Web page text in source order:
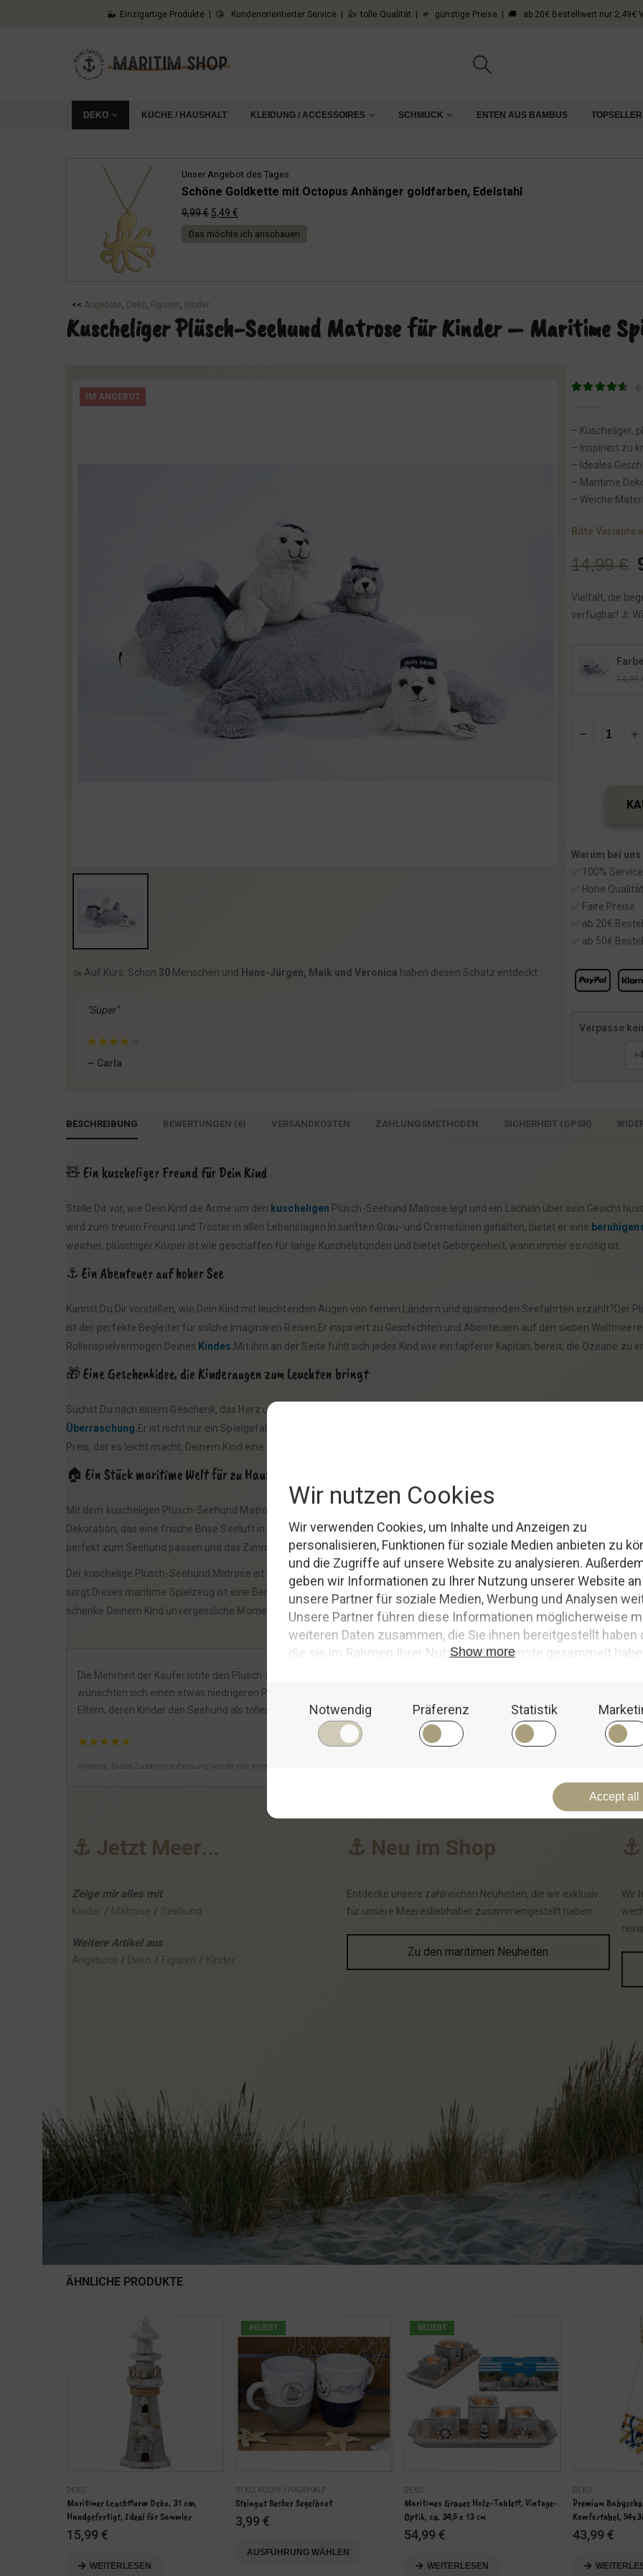
🐳 Einzigartige Produkte | 😘 Kundenorientierter Service | 👍 tolle Qualität | 🫵 günstige Preise | 🚚 ab 20€ Bestellwert nur 2,49€
DEKO KÜCHE / HAUSHALT KLEIDUNG / ACCESSOIRES SCHMUCK ENTEN AUS BAMBUS TOPSELLER
Unser Angebot des Tages
Schöne Goldkette mit Octopus Anhänger goldfarben, Edelstahl
9,99€ Ursprünglicher
Preis
5,49 €
Preis
Das möchte ich anschauen
<< Angebote, Deko, Figuren, Kinder
Kuscheliger Plüsch-Seehund Matrose für Kinder – Maritime
IM ANGEBOT
🚤 Auf Kurs: Schon 30 Menschen und Hans-Jürgen, Maik und Veronica haben diesen Schatz entdeckt.
"Super"
★★★★
— Carla
6
– Kuscheliger,
– Inspiriert zu
– Ideales
– Maritime
– Weiche
Bitte Variante
14,99€
e
,
Vielfalt, die
verfügbar! ⚓️
14,99
Warum bei
✅ 100% Service
✅ Hohe Qualität
✅ Faire Preise
✅ ab 20€
✅ ab 50€
Verpasse
BESCHREIBUNG BEWERTUNGEN (6) VERSANDKOSTEN ZAHLUNGSMETHODEN SICHERHEIT (GPSR)
🧸 Ein kuscheliger Freund für Dein Kind
Stelle Dir vor, wie Dein Kind die Arme um den kuscheligen Plüsch-Seehund Matrose legt und ein Lächeln über sein Gesicht
wird zum treuen Freund und Tröster in allen Lebenslagen.In sanften Grau- und Cremetönen gehalten, bietet er eine
weicher, plüschiger Körper ist wie geschaffen für lange Kuschelstunden und bietet Geborgenheit, wann immer es nötig ist.
⚓ Ein Abenteuer auf hoher See
Kannst Du Dir vorstellen, wie Dein Kind mit leuchtenden Augen von fernen Ländern und spannenden Seefahrten erzählt?Der
ist der perfekte Begleiter für solche imaginären Reisen.Er inspiriert zu Geschichten und Abenteuern auf den sieben
Rollenspielvermögen Deines Kindes.Mit ihm an der Seite fühlt sich jedes Kind wie ein tapferer Kapitän, bereit, die Ozeane zu
🎁 Eine Geschenkidee, die Kinderaugen zum Leuchten bringt
Suchst Du nach einem Geschenk, das Herz und Seele berührt?Der kuschelige Plüsch-Seehund Matrose ist eine zauberhafte
Überraschung.Er ist nicht nur ein Spielgefährte, sondern auch eine wunderschöne Ergänzung für jedes Kinderzimmer.In der
Preis, der es leicht macht, Deinem Kind eine große Freude zu bereiten.
🏠 Ein Stück maritime Welt für zu Hause
Mit dem kuscheligen Plüsch-Seehund Matrose holst Du ein Stück der
maritimen Welt direkt ins
Dekoration, das eine frische Brise Seeluft in Dein Zuhause bringt.Entdecke in den Kategorien “Deko” und “Figuren”weitere
perfekt zum Seehund passen und das Zimmer Deines Kindes in eine abenteuerliche Meereswelt verwandeln.
Der kuschelige Plüsch-Seehund Matrose ist mehr als nur ein Spielzeug.Er ist ein Freund,
ein Abenteuerpartner und ein Stück
sorgt.Dieses maritime Spielzeug ist eine Bereicherung für jedes Kinderzimmer und eine Quelle unzähliger Geschichten und
schenke Deinem Kind unvergessliche Momente voller Spiel, Spaß und Abenteuer.
Die Mehrheit der Käufer lobte den Plüsch-Seehund Matrose als sehr kuschelig und gut verarbeitet. Die Lieferung erfolgte
wünschten sich einen etwas niedrigeren Preis, fanden aber die vielfältigen Zahlungsmöglichkeiten positiv. Insgesamt war
Eltern, deren Kinder den Seehund als tolles Spielzeug ansahen.
★★★★★
Hinweis: Diese Zusammenfassung wurde von einer KI generiert.
⚓ Jetzt Meer...
Zeige mir alles mit
Kinder / Matrose / Seehund
Weitere Artikel aus
Angebote / Deko / Figuren / Kinder
⚓ Neu im Shop
Entdecke unsere zahlreichen Neuheiten, die wir exklusiv
für unsere Meeresliebhaber zusammengestellt haben.
Zu den maritimen Neuheiten
⚓
Wir
ÄHNLICHE PRODUKTE
DEKO
Maritimer Leuchtturm Deko, 31 cm,
Handgefertigt, Ideal für Sammler
15,99 €
WEITERLESEN
BELIEBT
DEKO KÜCHE / HAUSHALT
Steingut Becher Segelboot
3,99 €
AUSFÜHRUNG WÄHLEN
BELIEBT
DEKO
Maritimes Graues Holz-Tablett, Vintage-
Optik, ca. 34,5 x 13 cm
54,99 €
WEITERLESEN
DEKO
Premium
Komfortabel,
43,99€